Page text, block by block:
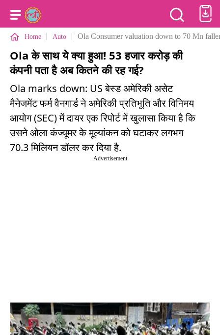
Home | Auto | Ola Consumer valuation down to 70 Mn
Ola के साथ ये क्या हुआ! 53 हजार करोड़ की
कंपनी पता है अब कितने की रह गई?
Ola marks down: US बेस्ड अमेरिकी असेट
मैनेजमेंट फर्म वैनगार्ड ने अमेरिकी प्रतिभूति और विनिमय
आयोग (SEC) में दायर एक रिपोर्ट में खुलासा किया है कि
उसने ओला कंज्यूमर के मूल्यांकन को घटाकर लगभग
70.3 मिलियन डॉलर कर दिया है.
Advertisement